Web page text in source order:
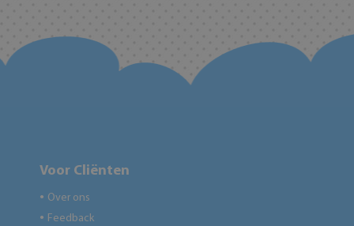
Voor Cliënten
● Over ons
● Feedback